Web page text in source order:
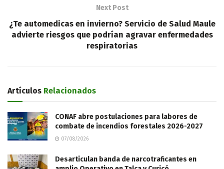
Next Post
¿Te automedicas en invierno? Servicio de Salud Maule
advierte riesgos que podrían agravar enfermedades
respiratorias
Artículos Relacionados
CONAF abre postulaciones para labores de
combate de incendios forestales 2026-2027
07/08/2026
Desarticulan banda de narcotraficantes en